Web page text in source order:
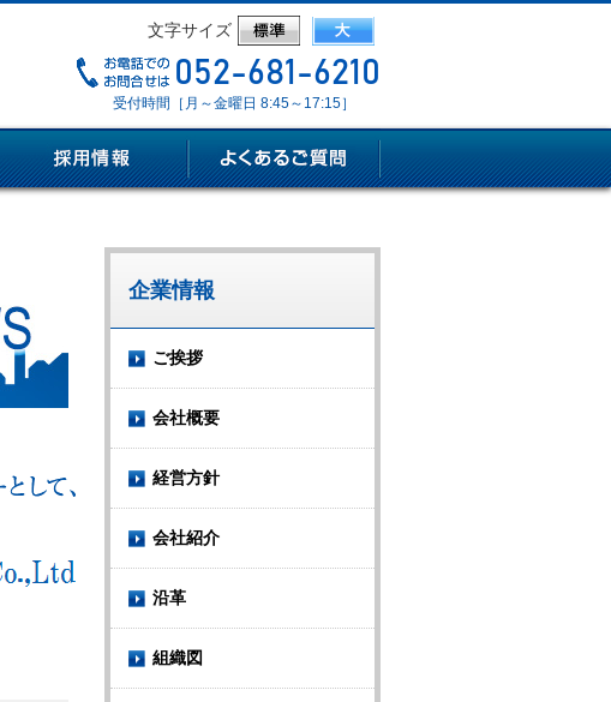
文字サイズ
受付時間［月～金曜日 8:45～17:15］
企業情報
ご挨拶
会社概要
経営方針
会社紹介
沿革
組織図